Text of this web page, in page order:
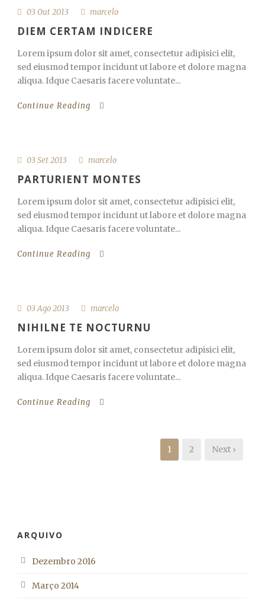
03 Out 2013 marcelo
DIEM CERTAM INDICERE
Lorem ipsum dolor sit amet, consectetur adipisici elit,
sed eiusmod tempor incidunt ut labore et dolore magna
aliqua. Idque Caesaris facere voluntate...
Continue Reading
03 Set 2013 marcelo
PARTURIENT MONTES
Lorem ipsum dolor sit amet, consectetur adipisici elit,
sed eiusmod tempor incidunt ut labore et dolore magna
aliqua. Idque Caesaris facere voluntate...
Continue Reading
03 Ago 2013 marcelo
NIHILNE TE NOCTURNU
Lorem ipsum dolor sit amet, consectetur adipisici elit,
sed eiusmod tempor incidunt ut labore et dolore magna
aliqua. Idque Caesaris facere voluntate...
Continue Reading
1 2 Next ›
ARQUIVO
Dezembro 2016
Março 2014